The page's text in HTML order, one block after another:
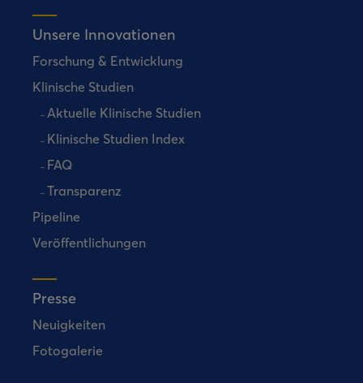
Unsere Innovationen
Forschung & Entwicklung
Klinische Studien
Aktuelle Klinische Studien
Klinische Studien Index
FAQ
Transparenz
Pipeline
Veröffentlichungen
Presse
Neuigkeiten
Fotogalerie